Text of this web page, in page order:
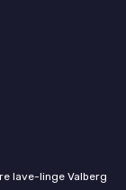
lave-linge Valberg